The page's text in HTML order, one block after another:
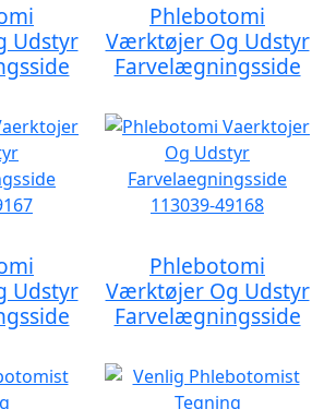
Udstyr
Phlebotomi
Værktøjer Og Udstyr
Farvelægningsside
Udstyr
Phlebotomi
Værktøjer Og Udstyr
Farvelægningsside